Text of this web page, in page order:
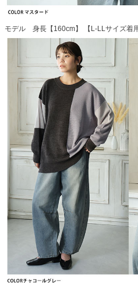
モデル 身長【160cm】 【L-LLサイズ着用